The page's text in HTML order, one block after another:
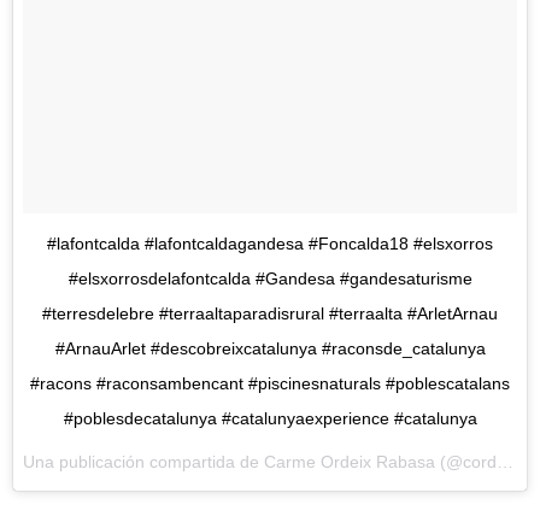
#lafontcalda #lafontcaldagandesa #Foncalda18 #elsxorros
#elsxorrosdelafontcalda #Gandesa #gandesaturisme
#terresdelebre #terraaltaparadisrural #terraalta #ArletArnau
#ArnauArlet #descobreixcatalunya #raconsde_catalunya
#racons #raconsambencant #piscinesnaturals #poblescatalans
#poblesdecatalunya #catalunyaexperience #catalunya
Una publicación compartida de Carme Ordeix Rabasa (@cordeix) el